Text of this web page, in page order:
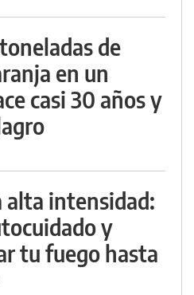
de
en un
casi 30 años y
alta intensidad:
y
tu fuego hasta